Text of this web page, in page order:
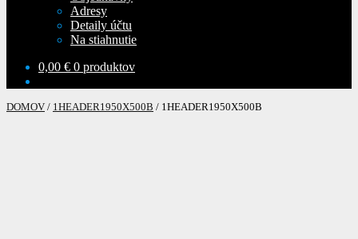
podradené
Adresy
Detaily účtu
Na stiahnutie
0,00 € 0 produktov
DOMOV / 1HEADER1950X500B / 1HEADER1950X500B